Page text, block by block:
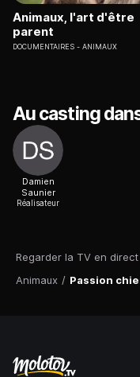
Regarder la TV en direct
Animaux / Passion
Animaux, l'art d'être
parent
DOCUMENTAIRES ANIMAUX
Au casting
Damien
Saunier
Réalisateur